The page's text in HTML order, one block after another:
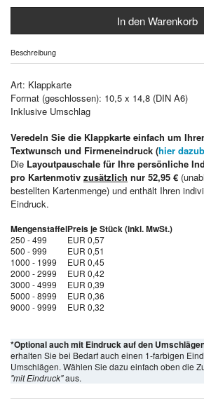
Beschreibung
Art: Klappkarte
Format (geschlossen): 10,5 x 14,8 (DIN A6)
Inklusive Umschlag
Veredeln Sie die Klappkarte einfach um
Textwunsch und Firmeneindruck (hier
Die Layoutpauschale für Ihre persönliche
pro Kartenmotiv zusätzlich nur 52,95 €
bestellten Kartenmenge) und enthält Ihren
Eindruck.
MengenstaffelPreis je Stück (inkl. MwSt.)
250 - 499
EUR 0,57
500 - 999
EUR 0,51
1000 - 1999
EUR 0,45
2000 - 2999
EUR 0,42
3000 - 4999
EUR 0,39
5000 - 8999
EUR 0,36
9000 - 9999
EUR 0,32
*Optional auch mit Eindruck auf den
erhalten Sie bei Bedarf auch einen 1-farbigen
Umschlägen. Wählen Sie dazu einfach oben die
"mit Eindruck"aus.